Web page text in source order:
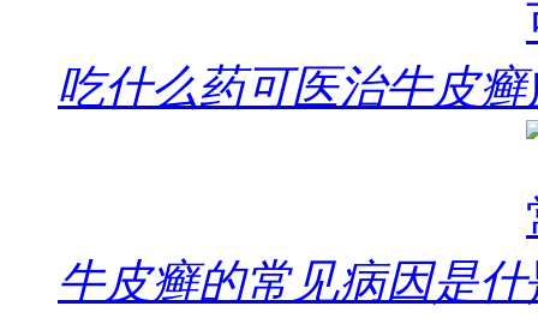
吃什么药可医治牛皮癣
牛皮癣的常见病因是什